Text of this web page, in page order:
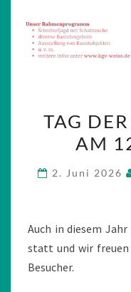
TAG
AM
2. Juni 2026
Auch in diesem
statt und wir
Besucher.